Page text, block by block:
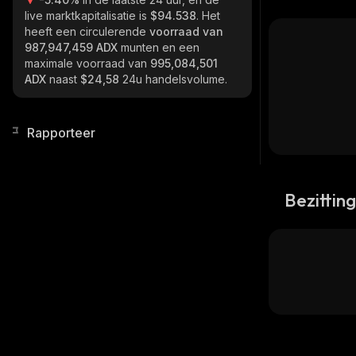
live marktkapitalisatie is $94.538. Het
heeft een circulerende voorraad van
987,947,459 ADX munten en een
maximale voorraad van 995,084,501
ADX naast $24,58 24u handelsvolume.
Rapporteer